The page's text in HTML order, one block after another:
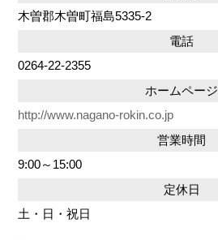
木曽郡木曽町福島5335-2
電話
0264-22-2355
ホームページ
http://www.nagano-rokin.co.jp
営業時間
9:00～15:00
定休日
土・日・祝日